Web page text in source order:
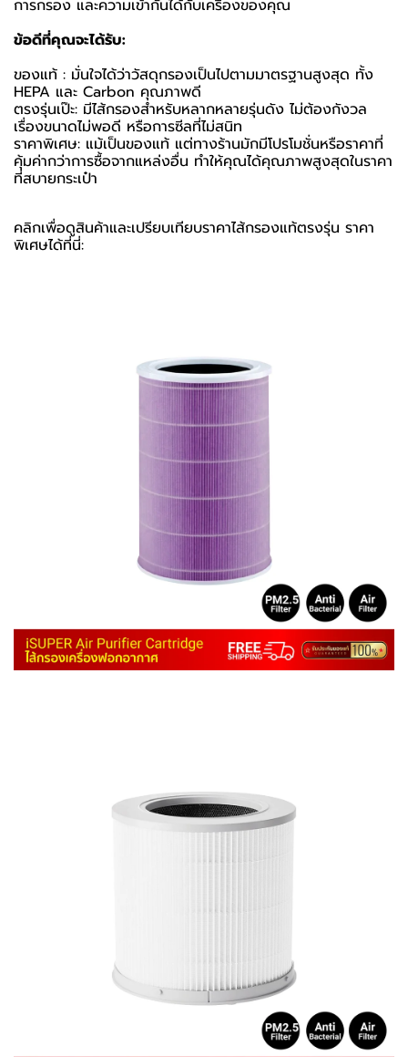
การกรอง และความเข้ากันได้กับเครื่องของคุณ
ข้อดีที่คุณจะได้รับ:
ของแท้ : มั่นใจได้ว่าวัสดุกรองเป็นไปตามมาตรฐานสูงสุด ทั้ง
HEPA และ Carbon คุณภาพดี
ตรงรุ่นเป๊ะ: มีไส้กรองสำหรับหลากหลายรุ่นดัง ไม่ต้องกังวล
เรื่องขนาดไม่พอดี หรือการซีลที่ไม่สนิท
ราคาพิเศษ: แม้เป็นของแท้ แต่ทางร้านมักมีโปรโมชั่นหรือราคาที่
คุ้มค่ากว่าการซื้อจากแหล่งอื่น ทำให้คุณได้คุณภาพสูงสุดในราคา
ที่สบายกระเป๋า
คลิกเพื่อดูสินค้าและเปรียบเทียบราคาไส้กรองแท้ตรงรุ่น ราคา
พิเศษได้ที่นี่: